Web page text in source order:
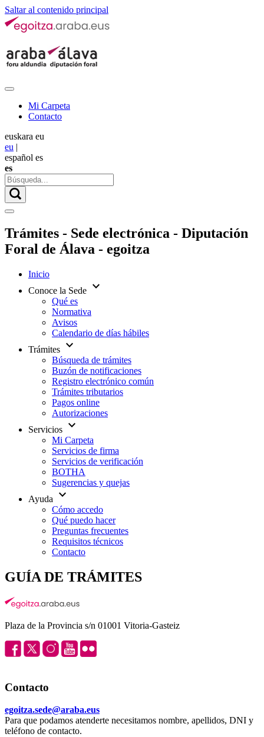
Saltar al contenido principal
Mi Carpeta
Contacto
euskara eu
eu |
español es
es
Trámites - Sede electrónica - Diputación
Foral de Álava - egoitza
Inicio
Conoce la Sede expand_more
Qué es
Normativa
Avisos
Calendario de días hábiles
Trámites expand_more
Búsqueda de trámites
Buzón de notificaciones
Registro electrónico común
Trámites tributarios
Pagos online
Autorizaciones
Servicios expand_more
Mi Carpeta
Servicios de firma
Servicios de verificación
BOTHA
Sugerencias y quejas
Ayuda
expand_more
Cómo accedo
Qué puedo hacer
Preguntas frecuentes
Requisitos técnicos
Contacto
GUÍA DE TRÁMITES
Plaza de la Provincia s/n 01001 Vitoria-Gasteiz
Contacto
egoitza.sede@araba.eus
Para que podamos atenderte necesitamos nombre, apellidos, DNI y
teléfono de contacto.